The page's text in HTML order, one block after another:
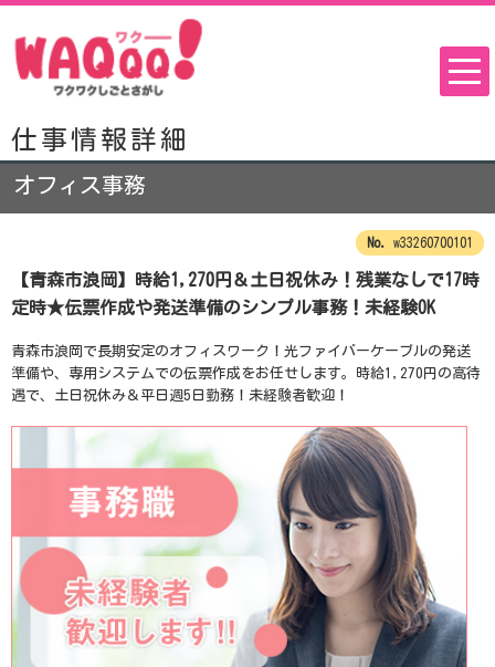
仕事情報詳細
オフィス事務
w33260700101
【青森市浪岡】時給1,270円＆土日祝休み！残業なしで17時
定時★伝票作成や発送準備のシンプル事務！未経験OK
青森市浪岡で長期安定のオフィスワーク！光ファイバーケーブルの発送
準備や、専用システムでの伝票作成をお任せします。時給1,270円の高待
遇で、土日祝休み＆平日週5日勤務！未経験者歓迎！